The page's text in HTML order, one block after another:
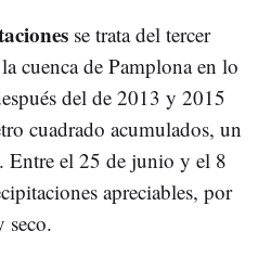
se trata del tercer
cuenca de Pamplona en lo
del de 2013 y 2015
cuadrado acumulados, un
Entre el 25 de junio y el 8
apreciables, por
seco.